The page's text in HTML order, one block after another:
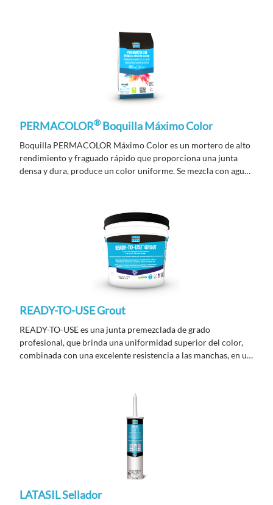
PERMACOLOR®Boquilla Máximo Color
Boquilla PERMACOLOR Máximo Color es un mortero de alto
rendimiento y fraguado rápido que proporciona una junta
densa y dura, produce un color uniforme. Se mezcla con agua
READY-TO-USE Grout
READY-TO-USE es una junta premezclada de grado
profesional, que brinda una uniformidad superior del color,
combinada con una excelente resistencia a las manchas, en un
LATASIL Sellador